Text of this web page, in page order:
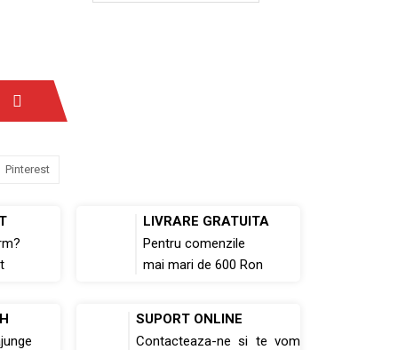
Pinterest
LIVRARE GRATUITA
Pentru comenzile
mai mari de 600 Ron
SUPORT ONLINE
Contacteaza-ne si te vom